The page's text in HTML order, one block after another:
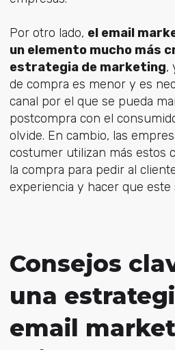
Por otro lado, el email
un elemento mucho más
estrategia de marketing,
de compra es menor y es
canal por el que se pueda
postcompra con el
olvide. En cambio, las
costumer utilizan más estos
la compra para pedir al
experiencia y hacer que este
Consejos
una
email